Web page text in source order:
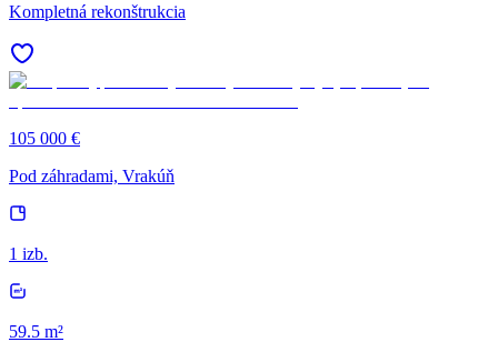
Kompletná rekonštrukcia
105 000 €
Pod záhradami, Vrakúň
1 izb.
59.5 m²